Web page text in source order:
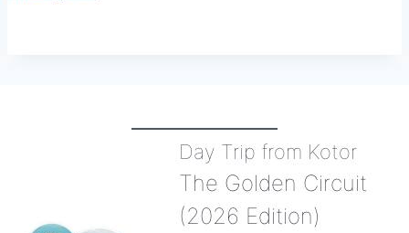
Day Trip from Kotor
The Golden Circuit
(2026 Edition)